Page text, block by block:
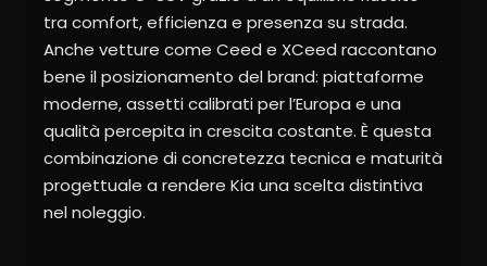
tra comfort, efficienza e presenza su strada.
Anche vetture come Ceed e XCeed raccontano
bene il posizionamento del brand: piattaforme
moderne, assetti calibrati per l’Europa e una
qualità percepita in crescita costante. È questa
combinazione di concretezza tecnica e maturità
progettuale a rendere Kia una scelta distintiva
nel noleggio.